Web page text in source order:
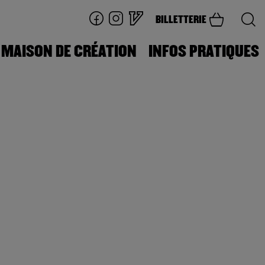
BILLETTERIE
MAISON DE CRÉATION INFOS PRATIQUES